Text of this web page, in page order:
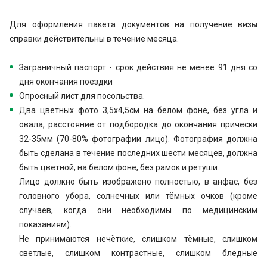
Для оформления пакета документов на получение визы
справки действительны в течение месяца.
Заграничный паспорт - срок действия не менее 91 дня со
дня окончания поездки
Опросный лист для посольства.
Два цветных фото 3,5х4,5см на белом фоне, без угла и
овала, расстояние от подбородка до окончания прически
32-35мм (70-80% фотографии лицо). Фотография должна
быть сделана в течение последних шести месяцев, должна
быть цветной, на белом фоне, без рамок и ретуши.
Лицо должно быть изображено полностью, в анфас, без
головного убора, солнечных или тёмных очков (кроме
случаев, когда они необходимы по медицинским
показаниям).
Не принимаются нечёткие, слишком тёмные, слишком
светлые, слишком контрастные, слишком бледные